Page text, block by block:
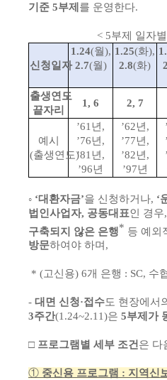
기준 5부제를 운영한다.
<5부제 일자
신청일자
1.24(월),
2.7(월)
1.25(화),
2.8(화)
출생연도
끝자리
1, 6 2, 7
예시
(출생연도)
’61 년,
’76년,
’81 년,
’96년
’62년,
’77년,
’82년,
’97년
◦ ‘대환자금’을 신청하거나, ‘
법인사업자, 공동대표인 경우,
구축되지 않은 은행* 등 예외
방문하여야 하며,
* (고신용) 6개 은행 : SC, 수
- 대면 신청·접수도 현장에서
3주간(1.24~2.11)은 5부제가
□ 프로그램별 세부 조건은 다
① 중신용 프로그램 : 지역신